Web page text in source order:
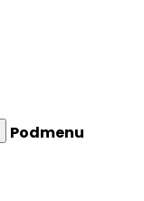
Podmenu